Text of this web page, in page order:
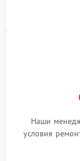
Наши
условия